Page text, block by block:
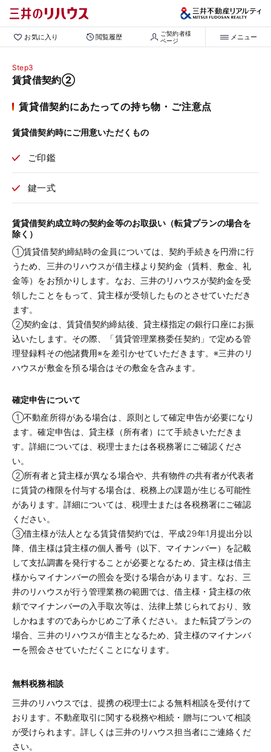
お気に入り 閲覧履歴
ご契約者様
ページ
メニュー
Step3
賃貸借契約②
賃貸借契約にあたっての持ち物・ご注意点
賃貸借契約時にご用意いただくもの
ご印鑑
鍵一式
賃貸借契約成立時の契約金等のお取扱い（転貸プランの場合を
除く）
①賃貸借契約締結時の金員については、契約手続きを円滑に行
うため、三井のリハウスが借主様より契約金（賃料、敷金、礼
金等）をお預かりします。なお、三井のリハウスが契約金を受
領したことをもって、貸主様が受領したものとさせていただき
ます。
②契約金は、賃貸借契約締結後、貸主様指定の銀行口座にお振
込いたします。その際、「賃貸管理業務委任契約」で定める管
理登録料その他諸費用※を差引かせていただきます。※三井のリ
ハウスが敷金を預る場合はその敷金を含みます。
確定申告について
①不動産所得がある場合は、原則として確定申告が必要になり
ます。確定申告は、貸主様（所有者）にて手続きいただきま
す。詳細については、税理士または各税務署にご確認くださ
い。
②所有者と貸主様が異なる場合や、共有物件の共有者が代表者
に賃貸の権限を付与する場合は、税務上の課題が生じる可能性
があります。詳細については、税理士または各税務署にご確認
ください。
③借主様が法人となる賃貸借契約では、平成29年1月提出分以
降、借主様は貸主様の個人番号（以下、マイナンバー）を記載
して支払調書を発行することが必要となるため、貸主様は借主
様からマイナンバーの照会を受ける場合があります。なお、三
井のリハウスが行う管理業務の範囲では、借主様・貸主様の依
頼でマイナンバーの入手取次等は、法律上禁じられており、致
しかねますのであらかじめご了承ください。また転貸プランの
場合、三井のリハウスが借主となるため、貸主様のマイナンバ
ーを照会させていただくことになります。
無料税務相談
三井のリハウスでは、提携の税理士による無料相談を受付けて
おります。不動産取引に関する税務や相続・贈与について相談
が受けられます。詳しくは三井のリハウス担当者にご連絡くだ
さい。